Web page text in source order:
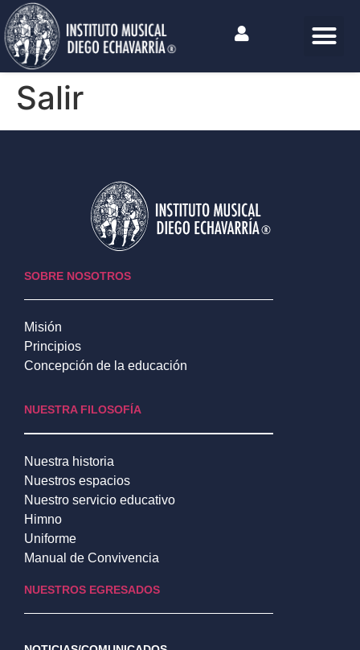
Salir
SOBRE NOSOTROS
Misión
Principios
Concepción de la educación
NUESTRA FILOSOFÍA
Nuestra historia
Nuestros espacios
Nuestro servicio educativo
Himno
Uniforme
Manual de Convivencia
NUESTROS EGRESADOS